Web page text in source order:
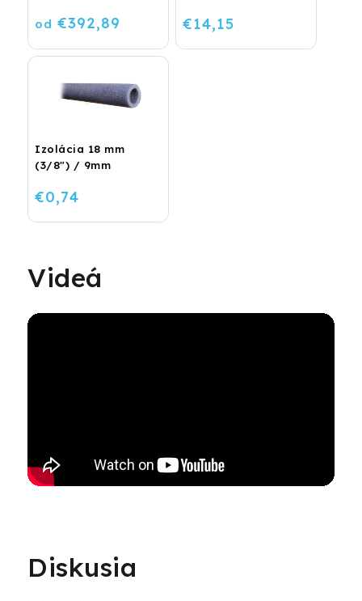
od €392,89 €14,15
Izolácia 18 mm
(3/8") / 9mm
€0,74
Videá
Diskusia